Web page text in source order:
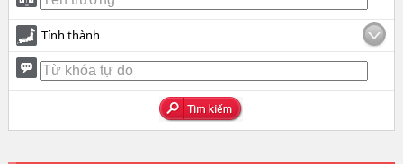
Tỉnh thành